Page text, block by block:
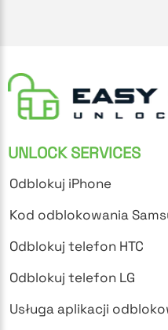
UNLOCK SERVICES
Odblokuj iPhone
Kod odblokowania
Odblokuj telefon HTC
Odblokuj telefon LG
Usługa aplikacji